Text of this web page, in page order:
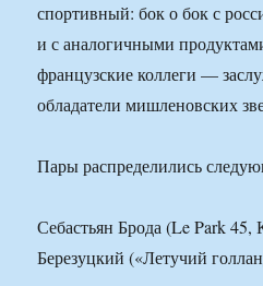
спортивный: бок о бок с
и с аналогичными
французские коллеги —
обладатели мишленовских
Пары распределились
Себастьян Брода (Le Park
Березуцкий («Летучий